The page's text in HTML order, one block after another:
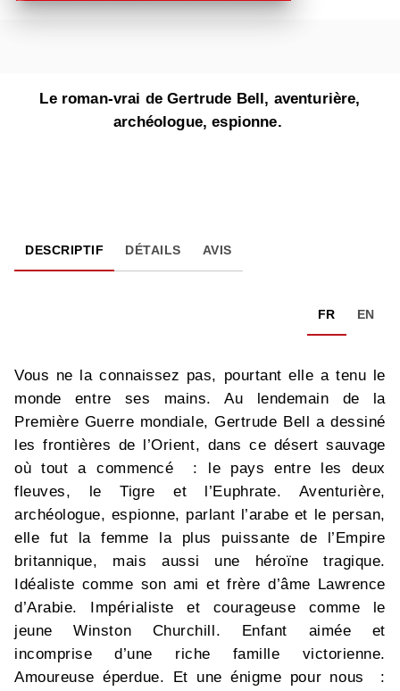
Le roman-vrai de Gertrude Bell, aventurière,
archéologue, espionne.
DESCRIPTIF DÉTAILS AVIS
FR EN
Vous ne la connaissez pas, pourtant elle a tenu le
monde entre ses mains. Au lendemain de la
Première Guerre mondiale, Gertrude Bell a dessiné
les frontières de l’Orient, dans ce désert sauvage
où tout a commencé : le pays entre les deux
fleuves, le Tigre et l’Euphrate. Aventurière,
archéologue, espionne, parlant l’arabe et le persan,
elle fut la femme la plus puissante de l’Empire
britannique, mais aussi une héroïne tragique.
Idéaliste comme son ami et frère d’âme Lawrence
d’Arabie. Impérialiste et courageuse comme le
jeune Winston Churchill. Enfant aimée et
incomprise d’une riche famille victorienne.
Amoureuse éperdue. Et une énigme pour nous :